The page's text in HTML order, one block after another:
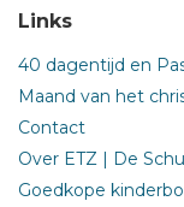
Links
40 dagentijd en
Maand van het
Contact
Over ETZ | De
Goedkope